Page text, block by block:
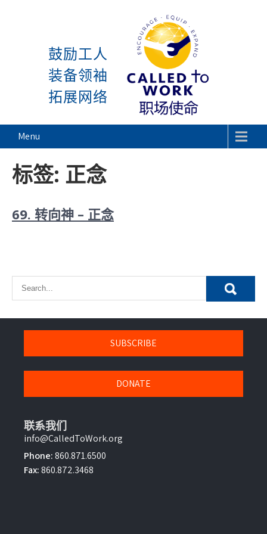
Called To Work
鼓励工人
装备领袖
拓展网络
Menu
标签: 正念
69. 转向神 – 正念
SUBSCRIBE
DONATE
联系我们
info@CalledToWork.org
Phone:860.871.6500
Fax:860.872.3468